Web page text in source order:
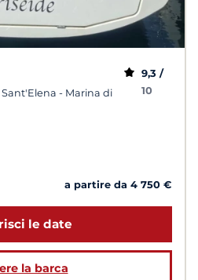
- Marina di
9,3 /
10
a partire da 4 750 €
le date
la barca